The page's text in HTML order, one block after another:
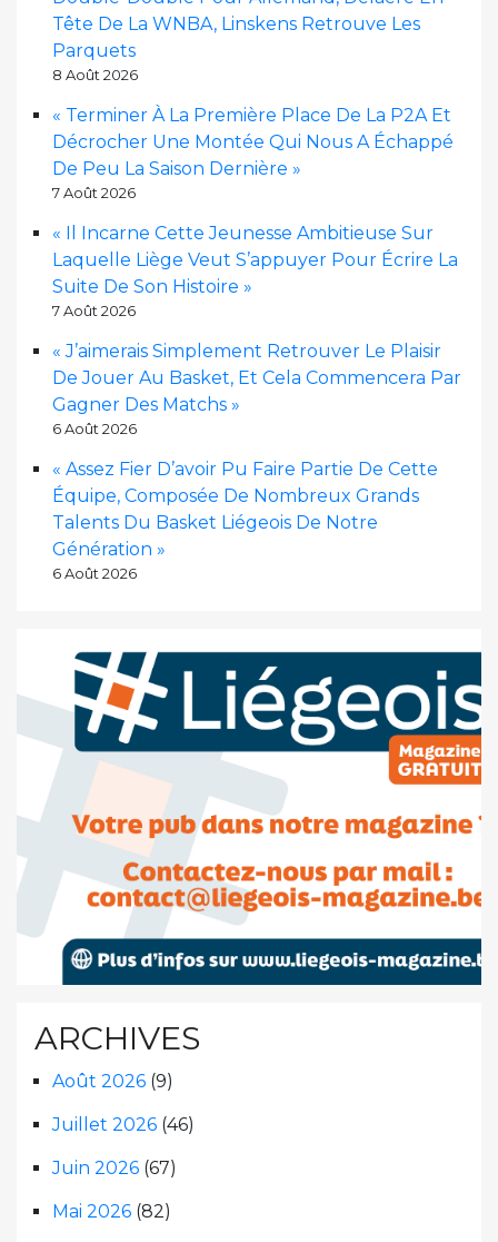
Tête De La WNBA, Linskens Retrouve Les
Parquets
8 Août 2026
« Terminer À La Première Place De La P2A Et
Décrocher Une Montée Qui Nous A Échappé
De Peu La Saison Dernière »
7 Août 2026
« Il Incarne Cette Jeunesse Ambitieuse Sur
Laquelle Liège Veut S’appuyer Pour Écrire La
Suite De Son Histoire »
7 Août 2026
« J’aimerais Simplement Retrouver Le Plaisir
De Jouer Au Basket, Et Cela Commencera Par
Gagner Des Matchs »
6 Août 2026
« Assez Fier D’avoir Pu Faire Partie De Cette
Équipe, Composée De Nombreux Grands
Talents Du Basket Liégeois De Notre
Génération »
6 Août 2026
ARCHIVES
Août 2026 (9)
Juillet 2026 (46)
Juin 2026 (67)
Mai 2026 (82)